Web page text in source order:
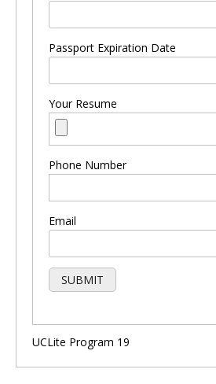
Passport Expiration Date
Your Resume
Phone Number
Email
UCLite Program 19